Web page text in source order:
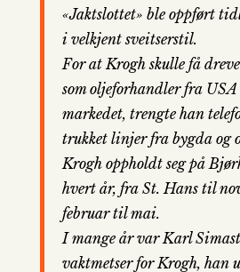
«Jaktslottet» ble oppført
i velkjent sveitserstil.
For at Krogh skulle få
som oljeforhandler fra
markedet, trengte han
trukket linjer fra bygda og
Krogh oppholdt seg på
hvert år, fra St. Hans til
februar til mai.
I mange år var Karl
vaktmetser for Krogh, han